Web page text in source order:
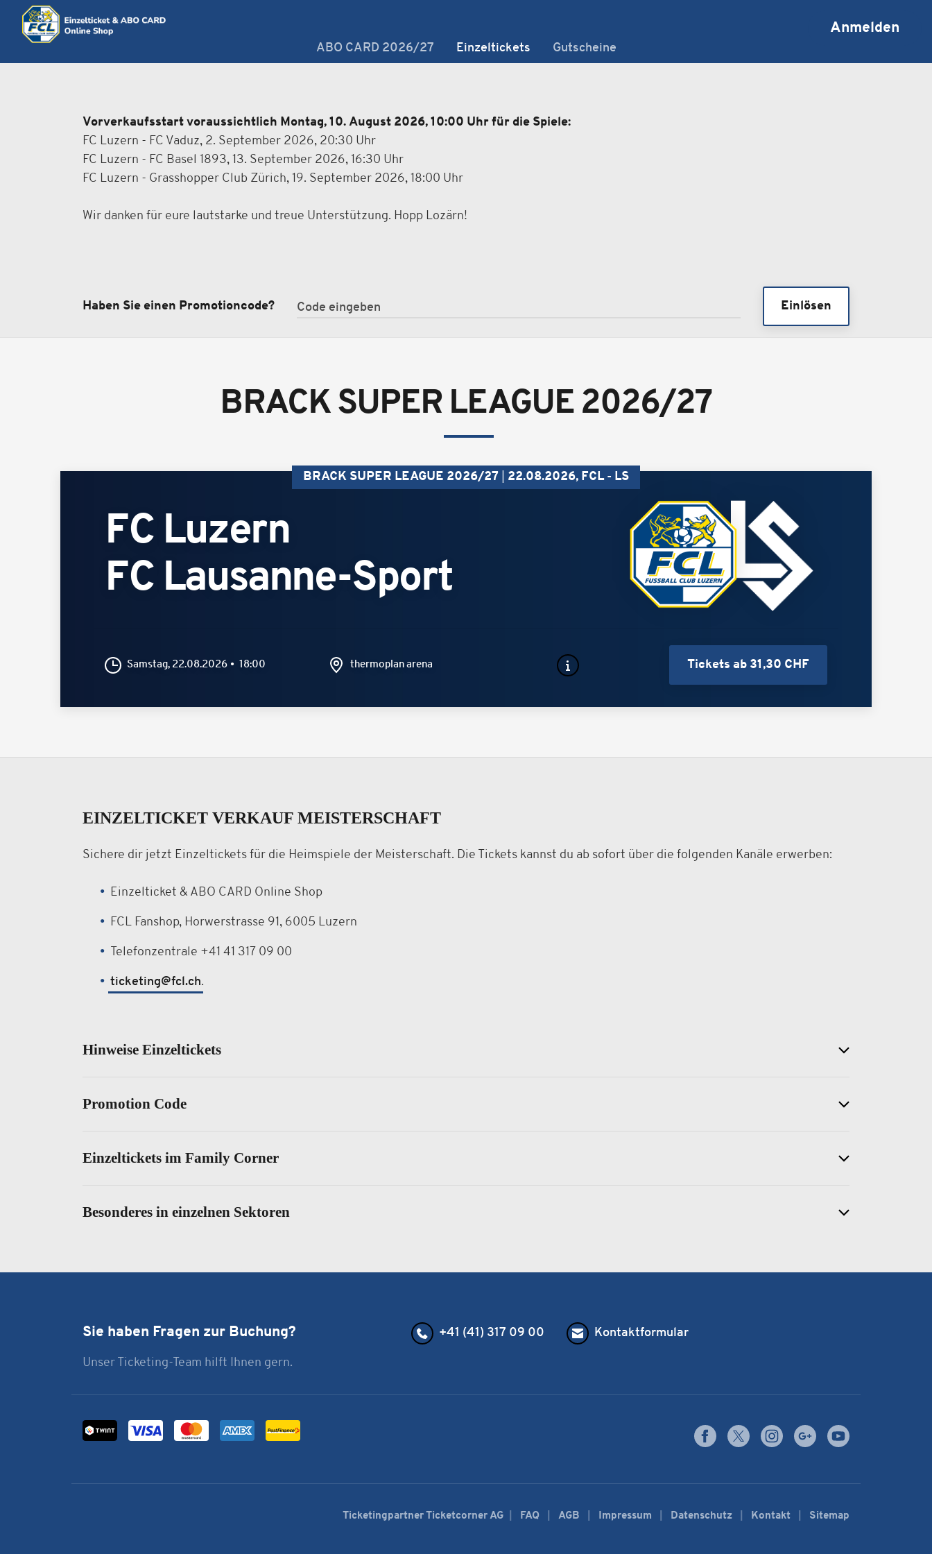
Anmelden
ABO CARD 2026/27 Einzeltickets Gutscheine
Vorverkaufsstart voraussichtlich Montag, 10. August 2026, 10:00 Uhr für die Spiele:
FC Luzern - FC Vaduz, 2. September 2026, 20:30 Uhr
FC Luzern - FC Basel 1893, 13. September 2026, 16:30 Uhr
FC Luzern - Grasshopper Club Zürich, 19. September 2026, 18:00 Uhr
Wir danken für eure lautstarke und treue Unterstützung. Hopp Lozärn!
Haben Sie einen Promotioncode? Einlösen
BRACK SUPER LEAGUE 2026/27
BRACK SUPER LEAGUE 2026/27 22.08.2026, FCL - LS
FC Luzern
FC Lausanne-Sport
Samstag, 22.08.2026 18:00 thermoplan arena Tickets ab 31,30 CHF
EINZELTICKET VERKAUF MEISTERSCHAFT
Sichere dir jetzt Einzeltickets für die Heimspiele der Meisterschaft. Die Tickets kannst du ab sofort über die folgenden Kanäle erwerben:
Einzelticket & ABO CARD Online Shop
FCL Fanshop, Horwerstrasse 91, 6005 Luzern
Telefonzentrale +41 41 317 09 00
ticketing@fcl.ch.
Hinweise Einzeltickets
Promotion Code
Einzeltickets im Family Corner
Besonderes in einzelnen Sektoren
Sie haben Fragen zur Buchung?
Unser Ticketing-Team hilft Ihnen gern.
+41 (41) 317 09 00 Kontaktformular
Ticketingpartner Ticketcorner AG FAQ AGB Impressum Datenschutz Kontakt Sitemap